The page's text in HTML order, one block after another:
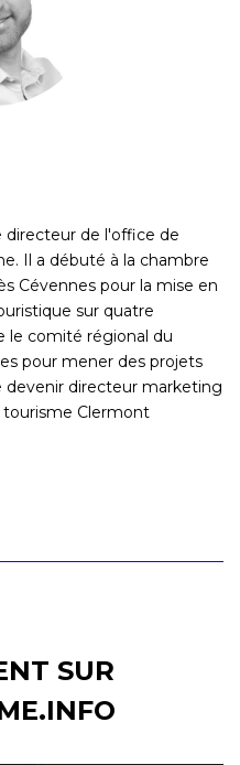
directeur de l'office de
Il a débuté à la chambre
Cévennes pour la mise en
sur quatre
le comité régional du
pour mener des projets
devenir directeur marketing
Clermont
SUR